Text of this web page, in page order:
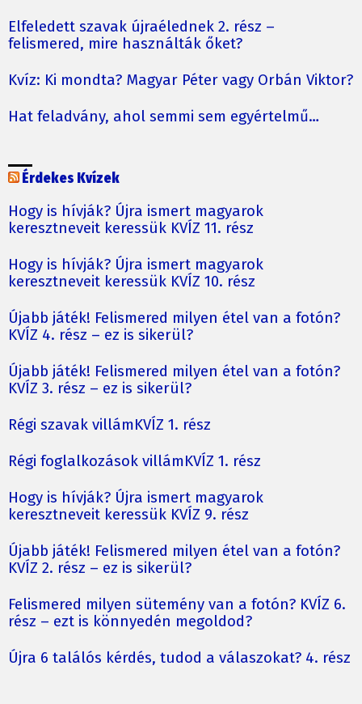
Elfeledett szavak újraélednek 2. rész –
felismered, mire használták őket?
Kvíz: Ki mondta? Magyar Péter vagy Orbán Viktor?
Hat feladvány, ahol semmi sem egyértelmű…
Érdekes Kvízek
Hogy is hívják? Újra ismert magyarok
keresztneveit keressük KVÍZ 11. rész
Hogy is hívják? Újra ismert magyarok
keresztneveit keressük KVÍZ 10. rész
Újabb játék! Felismered milyen étel van a fotón?
KVÍZ 4. rész – ez is sikerül?
Újabb játék! Felismered milyen étel van a fotón?
KVÍZ 3. rész – ez is sikerül?
Régi szavak villámKVÍZ 1. rész
Régi foglalkozások villámKVÍZ 1. rész
Hogy is hívják? Újra ismert magyarok
keresztneveit keressük KVÍZ 9. rész
Újabb játék! Felismered milyen étel van a fotón?
KVÍZ 2. rész – ez is sikerül?
Felismered milyen sütemény van a fotón? KVÍZ 6.
rész – ezt is könnyedén megoldod?
Újra 6 találós kérdés, tudod a válaszokat? 4. rész